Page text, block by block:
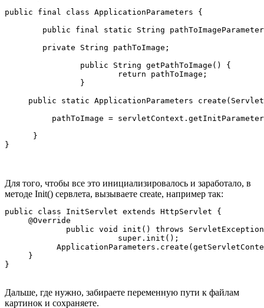
public final class ApplicationParameters {
public final static String
        private String pathToImage;
public static ApplicationParameters
pathToImage =
      }
}
Для того, чтобы все это инициализировалось и заработало, в
методе Init() сервлета, вызываете create, например так:
public class InitServlet extends HttpServlet {
     @Override
     }
}
Дальше, где нужно, забираете переменную пути к файлам
картинок и сохраняете.